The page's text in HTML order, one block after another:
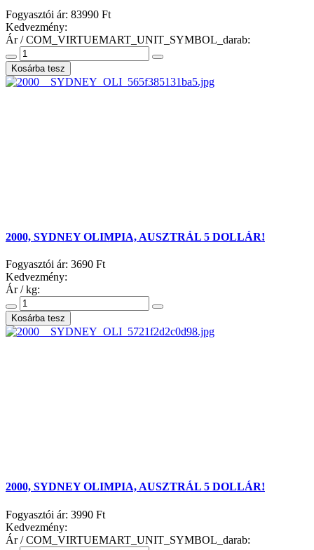
Fogyasztói ár: 83990 Ft
Kedvezmény:
Ár / COM_VIRTUEMART_UNIT_SYMBOL_darab:
2000, SYDNEY OLIMPIA, AUSZTRÁL 5 DOLLÁR!
Fogyasztói ár: 3690 Ft
Kedvezmény:
Ár / kg:
2000, SYDNEY OLIMPIA, AUSZTRÁL 5 DOLLÁR!
Fogyasztói ár: 3990 Ft
Kedvezmény:
Ár / COM_VIRTUEMART_UNIT_SYMBOL_darab: